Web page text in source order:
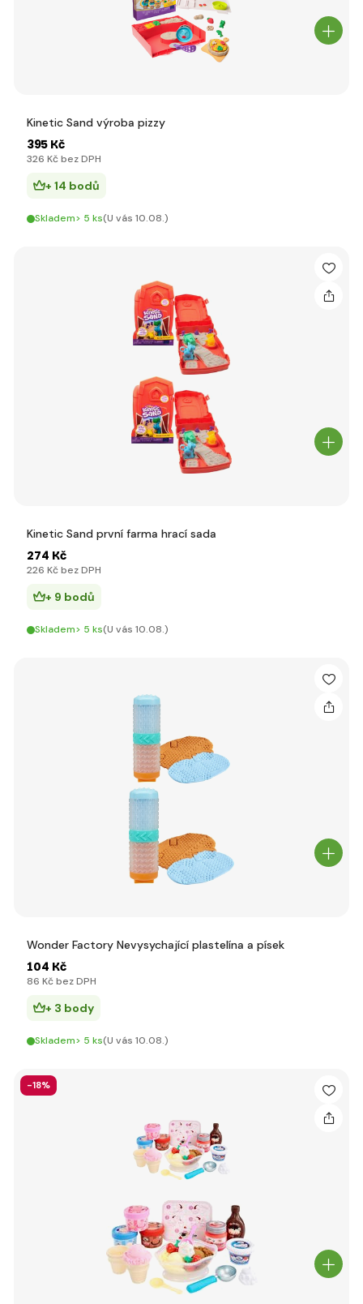
Kinetic Sand výroba pizzy
395 Kč
326 Kč bez DPH
+ 14 bodů
Skladem> 5 ks(U vás 10.08.)
Kinetic Sand první farma hrací sada
274 Kč
226 Kč bez DPH
+ 9 bodů
Skladem> 5 ks(U vás 10.08.)
Wonder Factory Nevysychající plastelína a písek
104 Kč
86 Kč bez DPH
+ 3 body
Skladem> 5 ks(U vás 10.08.)
-18%